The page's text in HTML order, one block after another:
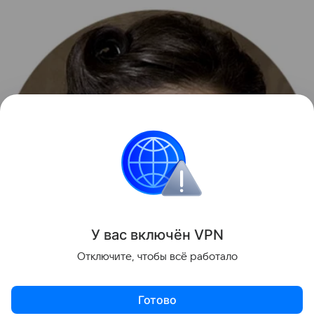
У вас включён VPN
Отключите, чтобы всё работало
Готово